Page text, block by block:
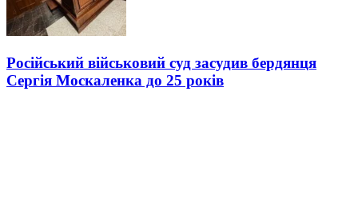
Російський військовий суд засудив бердянця
Сергія Москаленка до 25 років